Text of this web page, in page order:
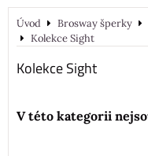
Úvod Brosway šperky
Kolekce Sight
Kolekce Sight